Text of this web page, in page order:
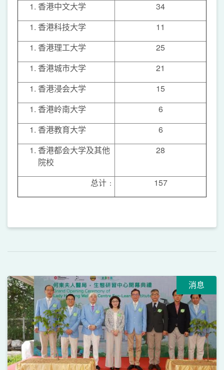
香港中文大学
34
香港科技大学
11
香港理工大学
25
香港城市大学
21
香港浸会大学
15
香港岭南大学
6
香港教育大学
6
香港都会大学及其他
院校
28
总计﹕ 157
消息